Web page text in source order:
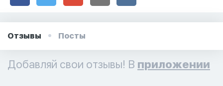
Отзывы Посты
Добавляй свои отзывы! В приложении